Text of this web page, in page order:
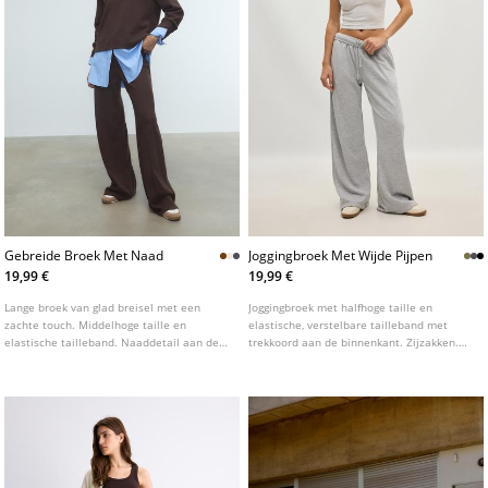
Gebreide Broek Met Naad
19,99 €
Lange broek van glad breisel met een
zachte touch. Middelhoge taille en
elastische tailleband. Naaddetail aan de
Joggingbroek Met Wijde Pijpen
19,99 €
Joggingbroek met halfhoge taille en
elastische, verstelbare tailleband met
trekkoord aan de binnenkant. Zijzakken.